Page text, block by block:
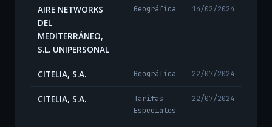
AIRE NETWORKS
DEL
MEDITERRÁNEO,
S.L. UNIPERSONAL
Geográfica 14/02/2024
CITELIA, S.A. Geográfica 22/07/2024
CITELIA, S.A.
Tarifas
Especiales
22/07/2024